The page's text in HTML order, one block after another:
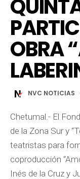
OBRA
NVC NOTICIAS
Chetumal.- El
de la Zona Sur y
teatristas para
coproducción
Inés de la Cruz y